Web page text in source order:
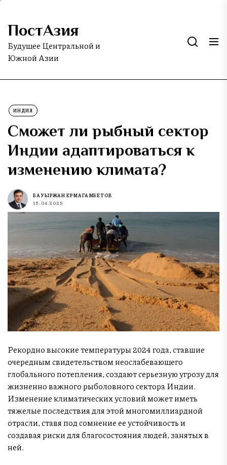
Skip
the
content
ПостАзия
Будущее Центральной и
Южной Азии
ИНДИЯ
Сможет ли рыбный сектор
Индии адаптироваться к
изменению климата?
БАУЫРЖАН ЕРМАГАМБЕТОВ
15.04.2025
Рекордно высокие температуры 2024 года, ставшие
очередным свидетельством неослабевающего
глобального потепления, создают серьезную угрозу для
жизненно важного рыболовного сектора Индии.
Изменение климатических условий может иметь
тяжелые последствия для этой многомиллиардной
отрасли, ставя под сомнение ее устойчивость и
создавая риски для благосостояния людей, занятых в
ней.